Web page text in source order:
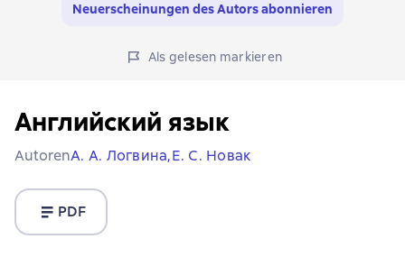
Neuerscheinungen des Autors abonnieren
Als gelesen markieren
Английский язык
AutorenА. А. Логвина,Е. С. Новак
PDF